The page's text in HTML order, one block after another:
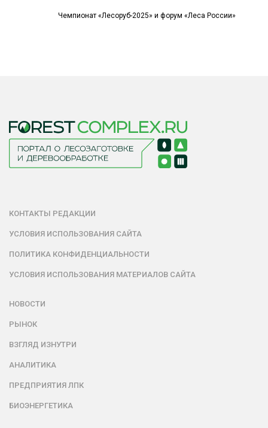
Чемпионат «Лесоруб-2025» и форум «Леса России»
КОНТАКТЫ РЕДАКЦИИ
УСЛОВИЯ ИСПОЛЬЗОВАНИЯ САЙТА
ПОЛИТИКА КОНФИДЕНЦИАЛЬНОСТИ
УСЛОВИЯ ИСПОЛЬЗОВАНИЯ МАТЕРИАЛОВ САЙТА
НОВОСТИ
РЫНОК
ВЗГЛЯД ИЗНУТРИ
АНАЛИТИКА
ПРЕДПРИЯТИЯ ЛПК
БИОЭНЕРГЕТИКА